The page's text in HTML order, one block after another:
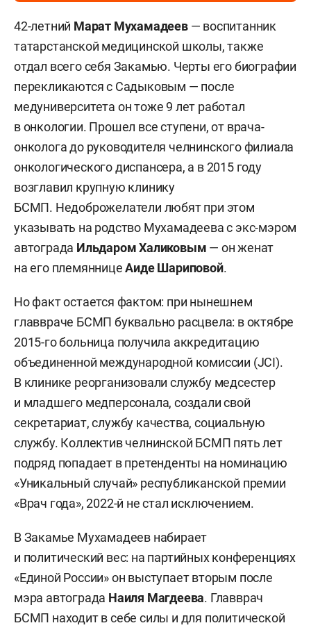
42-летний Марат Мухамадеев — воспитанник
татарстанской медицинской школы, также
отдал всего себя Закамью. Черты его биографии
перекликаются с Садыковым — после
медуниверситета он тоже 9 лет работал
в онкологии. Прошел все ступени, от врача-
онколога до руководителя челнинского филиала
онкологического диспансера, а в 2015 году
возглавил крупную клинику
БСМП. Недоброжелатели любят при этом
указывать на родство Мухамадеева с экс-мэром
автограда Ильдаром Халиковым — он женат
на его племянницеАиде Шариповой.
Но факт остается фактом: при нынешнем
главвраче БСМП буквально расцвела: в октябре
2015-го больница получила аккредитацию
объединенной международной комиссии (JCI).
В клинике реорганизовали службу медсестер
и младшего медперсонала, создали свой
секретариат, службу качества, социальную
службу. Коллектив челнинской БСМП пять лет
подряд попадает в претенденты на номинацию
«Уникальный случай» республиканской премии
«Врач года», 2022-й не стал исключением.
В Закамье Мухамадеев набирает
и политический вес: на партийных конференциях
«Единой России» он выступает вторым после
мэра автограда Наиля Магдеева. Главврач
БСМП находит в себе силы и для политической